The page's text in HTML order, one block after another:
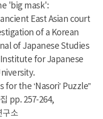
'big mask':
East Asian court
of a Korean
of Japanese Studies
Institute for Japanese
for the ‘Nasori’ Puzzle”
pp. 257-264,
구소